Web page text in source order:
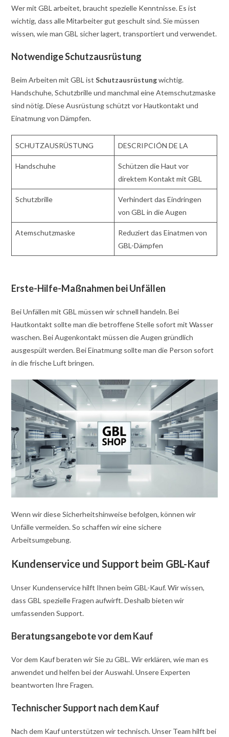
Wer mit GBL arbeitet, braucht spezielle Kenntnisse. Es ist
wichtig, dass alle Mitarbeiter gut geschult sind. Sie müssen
wissen, wie man GBL sicher lagert, transportiert und verwendet.
Notwendige Schutzausrüstung
Beim Arbeiten mit GBL istSchutzausrüstungwichtig.
Handschuhe, Schutzbrille und manchmal eine Atemschutzmaske
sind nötig. Diese Ausrüstung schützt vor Hautkontakt und
Einatmung von Dämpfen.
SCHUTZAUSRÜSTUNG DESCRIPCIÓN DE LA
Handschuhe
Schützen die Haut vor
direktem Kontakt mit GBL
Schutzbrille
Verhindert das Eindringen
von GBL in die Augen
Atemschutzmaske
Reduziert das Einatmen von
GBL-Dämpfen
Erste-Hilfe-Maßnahmen bei Unfällen
Bei Unfällen mit GBL müssen wir schnell handeln. Bei
Hautkontakt sollte man die betroffene Stelle sofort mit Wasser
waschen. Bei Augenkontakt müssen die Augen gründlich
ausgespült werden. Bei Einatmung sollte man die Person sofort
in die frische Luft bringen.
Wenn wir diese Sicherheitshinweise befolgen, können wir
Unfälle vermeiden. So schaffen wir eine sichere
Arbeitsumgebung.
Kundenservice und Support beim GBL-Kauf
Unser Kundenservice hilft Ihnen beim GBL-Kauf. Wir wissen,
dass GBL spezielle Fragen aufwirft. Deshalb bieten wir
umfassenden Support.
Beratungsangebote vor dem Kauf
Vor dem Kauf beraten wir Sie zu GBL. Wir erklären, wie man es
anwendet und helfen bei der Auswahl. Unsere Experten
beantworten Ihre Fragen.
Technischer Support nach dem Kauf
Nach dem Kauf unterstützen wir technisch. Unser Team hilft bei